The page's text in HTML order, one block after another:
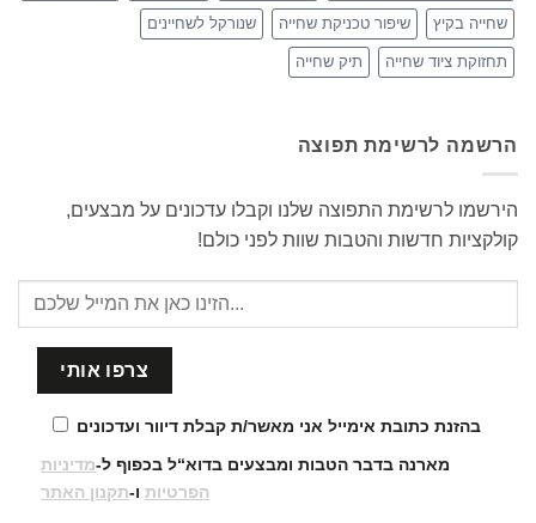
שחייה בקיץ שיפור טכניקת שחייה שנורקל לשחיינים
תחזוקת ציוד שחייה תיק שחייה
הרשמה לרשימת תפוצה
הירשמו לרשימת התפוצה שלנו וקבלו עדכונים על מבצעים,
קולקציות חדשות והטבות שוות לפני כולם!
בהזנת כתובת אימייל אני מאשר/ת קבלת דיוור ועדכונים
מארנה בדבר הטבות ומבצעים בדוא“ל בכפוף ל-מדיניות
הפרטיותו-תקנון האתר